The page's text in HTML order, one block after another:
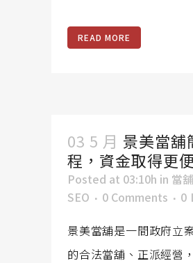
READ MORE
03 5 月 景美當舖
程，資金取得更
Posted at 03:10h in 當
SEO
0 Comments 0
景美當舖是一間政府立
的合法當舖、正派經營